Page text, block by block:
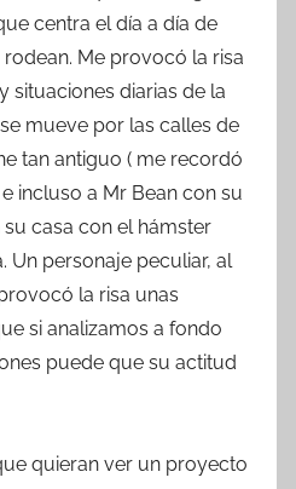
centra el día a día de
Me provocó la risa
situaciones diarias de la
mueve por las calles de
tan antiguo ( me recordó
incluso a Mr Bean con su
su casa con el hámster
Un personaje peculiar, al
la risa unas
si analizamos a fondo
puede que su actitud
quieran ver un proyecto